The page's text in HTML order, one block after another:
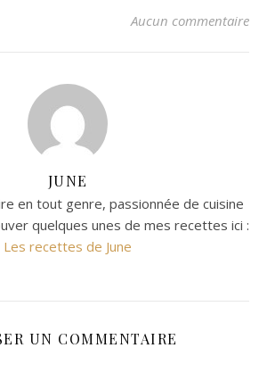
Aucun commentaire
JUNE
en tout genre, passionnée de cuisine
quelques unes de mes recettes ici :
Les recettes de June
UN COMMENTAIRE